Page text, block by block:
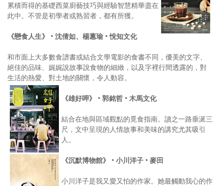
累積而得的基礎西菜廚藝技巧與經驗智慧精華盡在
此中。不管是初學者或熟習者，都有所獲。
《戀食人生》 • 沈倩如、楊蕙瑜 • 悅知文化
和市面上大多數食譜書或結合文學電影的食書不同，優美的文字、
絕佳的品味、娓娓說故事說食物的細緻，以及字裡行間透露的，對
生活的熱愛、對土地的關懷，令人動容。
《雄好呷》 • 郭銘哲 • 木馬文化
結合在地與區域觀點的覓食指南。讀之一路垂涎三
尺，文中呈現的人情故事和美味的講究尤其吸引
人。
《沉默博物館》 • 小川洋子 • 麥田
小川洋子是我又愛又怕的作家。她最觸動我心的作